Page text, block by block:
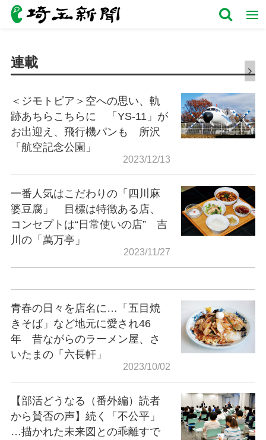
連載
＜ジモトピア＞空への思い、軌
跡あちらこちらに 「YS-11」が
お出迎え、飛行機パンも 所沢
「航空記念公園」
2023/12/13
一番人気はこだわりの「四川麻
婆豆腐」 目標は特徴ある店、
コンセプトは“日常使いの店” 吉
川の「萬万亭」
2023/11/27
青春の日々を店名に…「五目焼
きそば」など地元に愛され46
年 昔ながらのラーメン屋、さ
いたまの「六長軒」
2023/10/02
【部活どうなる（番外編）読者
から賛否の声】続く「不公平」
…描かれた未来図との乖離すで